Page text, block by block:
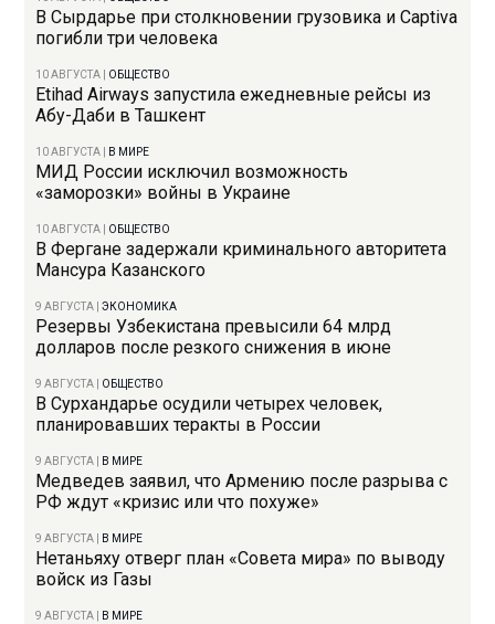
В Сырдарье при столкновении грузовика и Captiva
погибли три человека
10 АВГУСТА ОБЩЕСТВО
Etihad Airways запустила ежедневные рейсы из
Абу-Даби в Ташкент
10 АВГУСТА В МИРЕ
МИД России исключил возможность
«заморозки» войны в Украине
10 АВГУСТА ОБЩЕСТВО
В Фергане задержали криминального авторитета
Мансура Казанского
9 АВГУСТА |ЭКОНОМИКА
Резервы Узбекистана превысили 64 млрд
долларов после резкого снижения в июне
9 АВГУСТА ОБЩЕСТВО
В Сурхандарье осудили четырех человек,
планировавших теракты в России
9 АВГУСТА В МИРЕ
Медведев заявил, что Армению после разрыва с
РФ ждут «кризис или что похуже»
9 АВГУСТА В МИРЕ
Нетаньяху отверг план «Совета мира» по выводу
войск из Газы
9 АВГУСТА В МИРЕ